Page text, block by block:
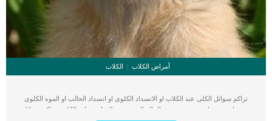
أمراض الكلاب الكلاب
تراكم سوائل الكلى عند الكلاب او الانسداد الكلوى او انسداد الحالب او الموه الكلوى
جميعها مسمسيات تعبر عن نفس الحالة المرضية. يمكن ان يصاب الكلب بتراكم سوائل